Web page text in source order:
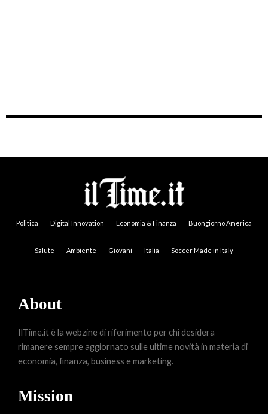
Politica Digital Innovation Economia & Finanza Buongiorno America
Salute Ambiente Giovani Italia Soccer Made in Italy
About
IlTime.it è la webzine di riferimento per chi desidera
rimanere sempre aggiornato sulle ultime novità in materia di
economia, finanza, business e marketing.
Mission